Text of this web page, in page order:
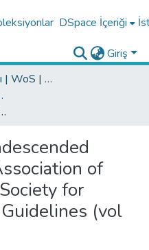
DSpace İçeriği
Giriş
Araştırma Çıktıları | WoS | Scopus | TR-Dizin | PubMed
Society for Paediatric Urology Guidelines (vol 12,pg 335, 2015)
of
for
(vol